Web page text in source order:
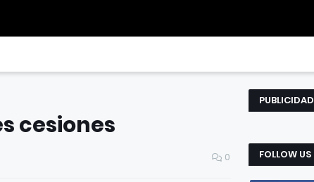
cesiones
0
PUBLICIDAD
FOLLOW US